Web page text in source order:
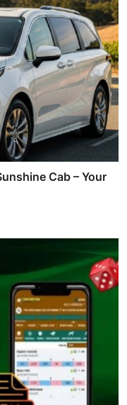
Cab – Your